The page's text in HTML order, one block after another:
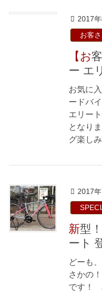
2017年
お客
【お客さん】スペシャライズド アレ
ー エ
お気に
ードバ
エリー
となり
グ楽し
2017年
新型！スペシャライズド アレー エリ
ート
どーも
さかの
です！